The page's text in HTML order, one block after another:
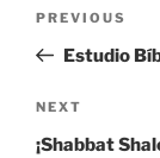
Previous
Post
PREVIOUS
Estudio
Next
Post
NEXT
¡Shabbat